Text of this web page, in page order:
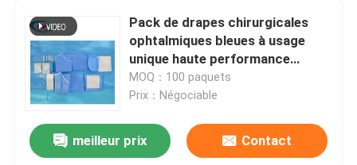
Pack de drapes chirurgicales
ophtalmiques bleues à usage
unique haute performance
ODM/OEM pour les procédures
oculaires
MOQ：100 paquets
Prix：Négociable
meilleur prix Contact